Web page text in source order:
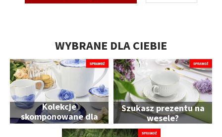
WYBRANE DLA CIEBIE
Kolekcje
skomponowane dla
Ciebie
Szukasz prezentu na
wesele?